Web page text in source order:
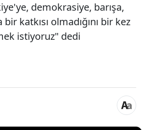
demokrasiye, barışa,
katkısı olmadığını bir kez
istiyoruz" dedi